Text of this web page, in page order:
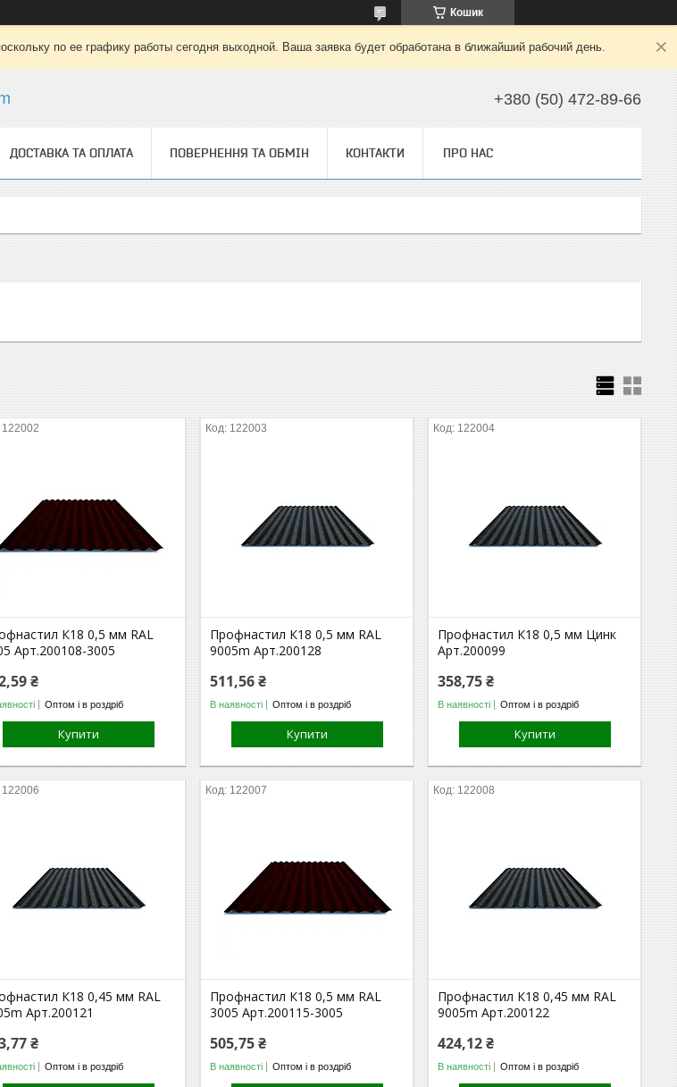
Кошик
по ее графику работы сегодня выходной. Ваша заявка будет обработана в ближайший рабочий день.
+380 (50) 472-89-66
ДОСТАВКА ТА ОПЛАТА ПОВЕРНЕННЯ ТА ОБМІН КОНТАКТИ ПРО НАС
122002
К18 0,5 мм RAL
Арт.200108-3005
₴
Оптом і в роздріб
Купити
122003
Профнастил К18 0,5 мм RAL
9005m Арт.200128
511,56 ₴
В наявності Оптом і в роздріб
Купити
122004
Профнастил К18 0,5 мм Цинк
Арт.200099
358,75 ₴
В наявності Оптом і в роздріб
Купити
122006
К18 0,45 мм RAL
Арт.200121
₴
Оптом і в роздріб
122007
Профнастил К18 0,5 мм RAL
3005 Арт.200115-3005
505,75 ₴
В наявності Оптом і в роздріб
122008
Профнастил К18 0,45 мм RAL
9005m Арт.200122
424,12 ₴
В наявності Оптом і в роздріб